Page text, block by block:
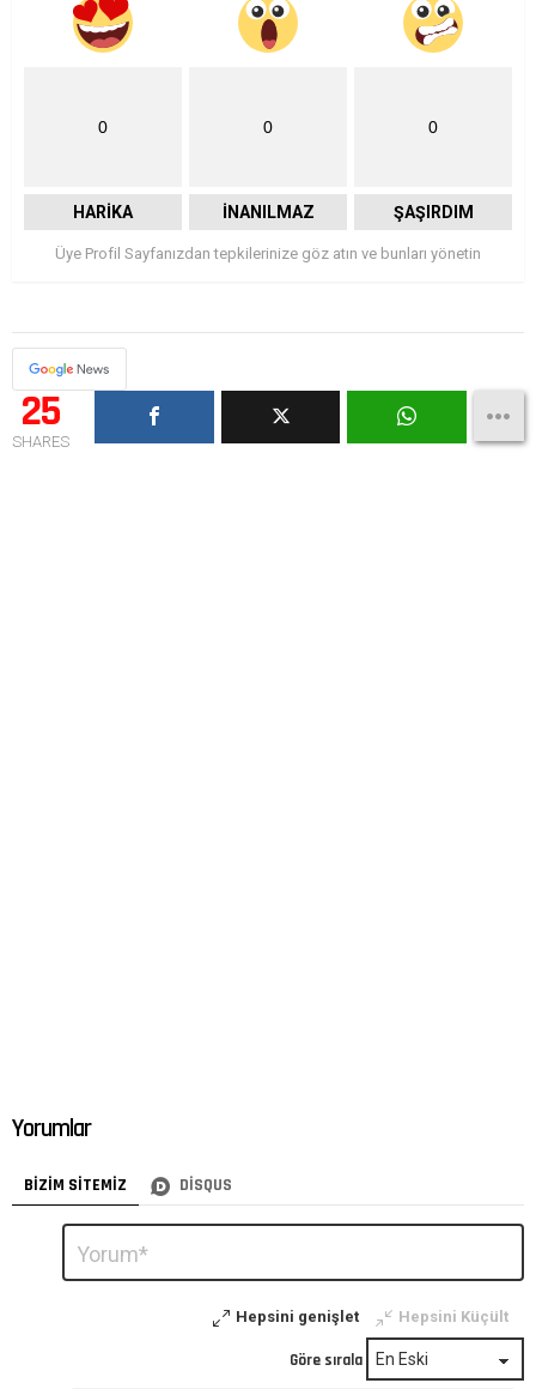
0
HARIKA
0
İNANILMAZ
0
ŞAŞIRDIM
Üye Profil Sayfanızdan tepkilerinize göz atın ve bunları yönetin
25
SHARES
Yorumlar
BIZIM SITEMIZ DISQUS
Yorum
Hepsini genişlet Hepsini Küçült
Göre sırala